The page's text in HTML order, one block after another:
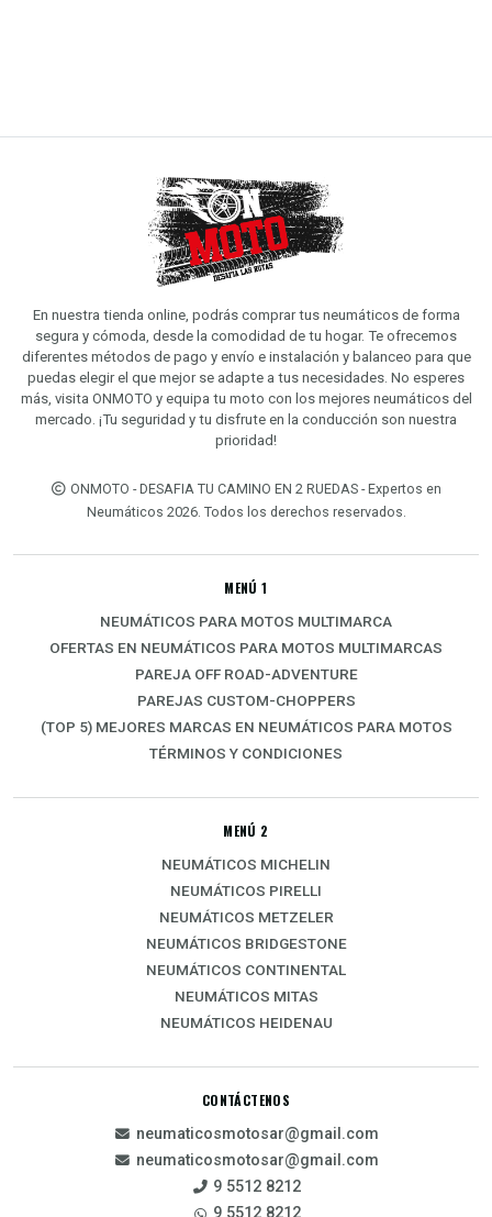
En nuestra tienda online, podrás comprar tus neumáticos de forma
segura y cómoda, desde la comodidad de tu hogar. Te ofrecemos
diferentes métodos de pago y envío e instalación y balanceo para que
puedas elegir el que mejor se adapte a tus necesidades. No esperes
más, visita ONMOTO y equipa tu moto con los mejores neumáticos del
mercado. ¡Tu seguridad y tu disfrute en la conducción son nuestra
prioridad!
ONMOTO - DESAFIA TU CAMINO EN 2 RUEDAS - Expertos en
Neumáticos 2026. Todos los derechos reservados.
MENÚ 1
NEUMÁTICOS PARA MOTOS MULTIMARCA
OFERTAS EN NEUMÁTICOS PARA MOTOS MULTIMARCAS
PAREJA OFF ROAD-ADVENTURE
PAREJAS CUSTOM-CHOPPERS
(TOP 5) MEJORES MARCAS EN NEUMÁTICOS PARA MOTOS
TÉRMINOS Y CONDICIONES
MENÚ 2
NEUMÁTICOS MICHELIN
NEUMÁTICOS PIRELLI
NEUMÁTICOS METZELER
NEUMÁTICOS BRIDGESTONE
NEUMÁTICOS CONTINENTAL
NEUMÁTICOS MITAS
NEUMÁTICOS HEIDENAU
CONTÁCTENOS
neumaticosmotosar@gmail.com
neumaticosmotosar@gmail.com
9 5512 8212